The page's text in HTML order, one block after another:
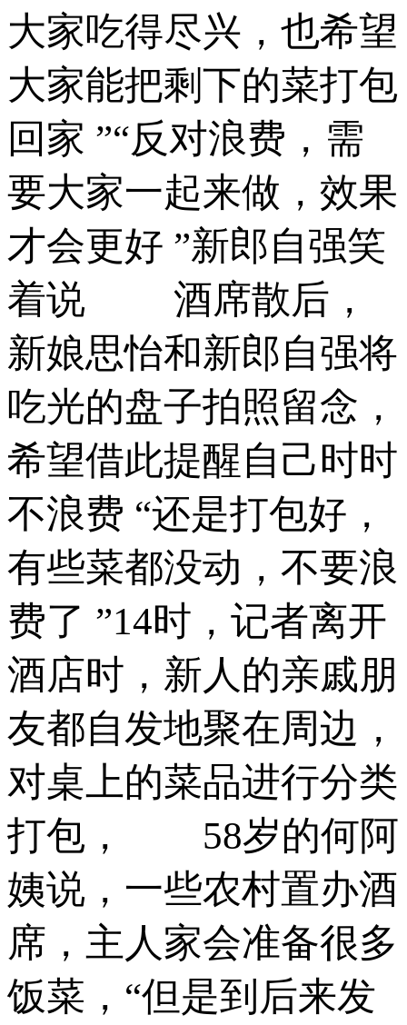
大家吃得尽兴，也希望
大家能把剩下的菜打包
回家 ”“反对浪费，需
要大家一起来做，效果
才会更好 ”新郎自强笑
着说 酒席散后，
新娘思怡和新郎自强将
吃光的盘子拍照留念，
希望借此提醒自己时时
不浪费 “还是打包好，
有些菜都没动，不要浪
费了 ”14时，记者离开
酒店时，新人的亲戚朋
友都自发地聚在周边，
对桌上的菜品进行分类
打包， 58岁的何阿
姨说，一些农村置办酒
席，主人家会准备很多
饭菜，“但是到后来发